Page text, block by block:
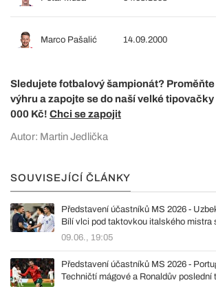
Marco Pašalić 14.09.2000
Sledujete fotbalový šampionát?
výhru a zapojte se do naší velké tipovačky
000 Kč! Chci se zapojit
Autor: Martin Jedlička
SOUVISEJÍCÍ ČLÁNKY
Představení účastníků MS 2026 -
Bílí vlci pod taktovkou italského mistra
09.06., 19:05
Představení účastníků MS 2026 -
Techničtí mágové a Ronaldův poslední